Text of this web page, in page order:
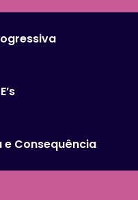
e Consequência